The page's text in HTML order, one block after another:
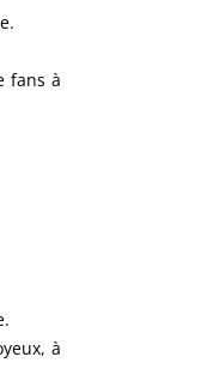
fans à
à